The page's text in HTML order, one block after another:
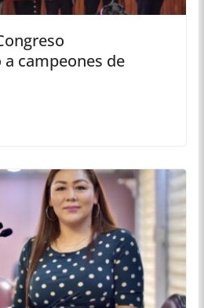
campeones de